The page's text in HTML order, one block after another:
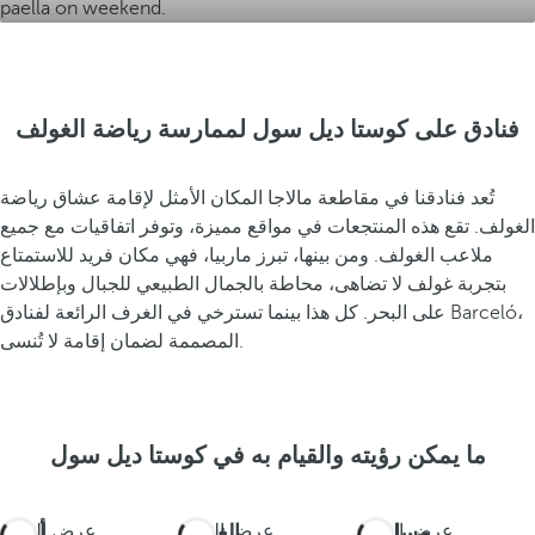
فنادق على كوستا ديل سول لممارسة رياضة الغولف
تُعد فنادقنا في مقاطعة مالاجا المكان الأمثل لإقامة عشاق رياضة
الغولف. تقع هذه المنتجعات في مواقع مميزة، وتوفر اتفاقيات مع جميع
ملاعب الغولف. ومن بينها، تبرز ماربيا، فهي مكان فريد للاستمتاع
بتجربة غولف لا تضاهى، محاطة بالجمال الطبيعي للجبال وبإطلالات
على البحر. كل هذا بينما تسترخي في الغرف الرائعة لفنادق Barceló،
المصممة لضمان إقامة لا تُنسى.
ما يمكن رؤيته والقيام به في كوستا ديل سول